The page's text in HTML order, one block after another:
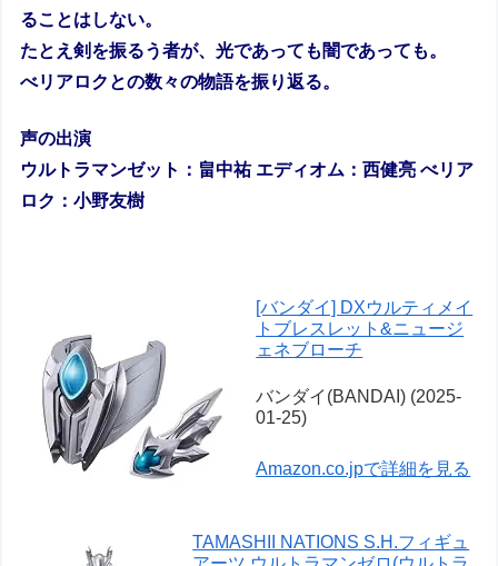
ることはしない。
たとえ剣を振るう者が、光であっても闇であっても。
べリアロクとの数々の物語を振り返る。
声の出演
ウルトラマンゼット：畠中祐 エディオム：西健亮 べリア
ロク：小野友樹
[バンダイ] DXウルティメイ
トブレスレット&ニュージ
ェネブローチ
バンダイ(BANDAI) (2025-
01-25)
Amazon.co.jpで詳細を見る
TAMASHII NATIONS S.H.フィギュ